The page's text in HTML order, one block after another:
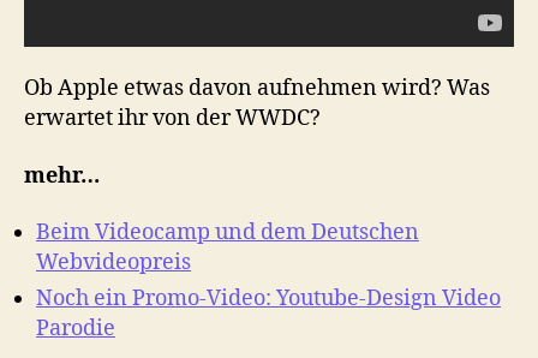
Ob Apple etwas davon aufnehmen wird? Was
erwartet ihr von der WWDC?
mehr…
Beim Videocamp und dem Deutschen
Webvideopreis
Noch ein Promo-Video: Youtube-Design Video
Parodie